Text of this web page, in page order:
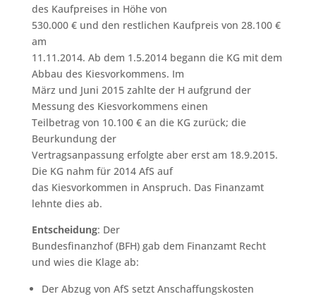
des Kaufpreises in Höhe von
530.000 € und den restlichen Kaufpreis von 28.100 €
am
11.11.2014. Ab dem 1.5.2014 begann die KG mit dem
Abbau des Kiesvorkommens. Im
März und Juni 2015 zahlte der H aufgrund der
Messung des Kiesvorkommens einen
Teilbetrag von 10.100 € an die KG zurück; die
Beurkundung der
Vertragsanpassung erfolgte aber erst am 18.9.2015.
Die KG nahm für 2014 AfS auf
das Kiesvorkommen in Anspruch. Das Finanzamt
lehnte dies ab.
Entscheidung: Der
Bundesfinanzhof (BFH) gab dem Finanzamt Recht
und wies die Klage ab:
Der Abzug von AfS setzt Anschaffungskosten